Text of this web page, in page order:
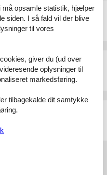
Oplevelser for unge
Hvad skal man se?
Oversigt og billetkøb online
opsamle statistik, hjælper
siden. I så fald vil der blive
til vores
giver du (ud over
oplysninger til
markedsføring.
tilbagekalde dit samtykke